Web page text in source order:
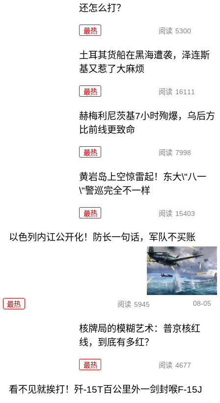
还怎么打？
最热 阅读 5300
土耳其货船在黑海遭袭，泽连斯
基又惹了大麻烦
最热 阅读 16111
赫梅利尼茨基7小时殉爆，乌后方
比前线更致命
最热 阅读 7998
黄岩岛上空惊雷起！东大\"八一
\"警巡完全不一样
最热 阅读 15403
以色列内讧公开化！防长一句话，军队不买账
最热 阅读 5945 08-05
核牌局的模糊艺术：普京核红
线，到底有多红？
最热 阅读 4677
看不见就挨打！歼-15T百公里外一剑封喉F-15J